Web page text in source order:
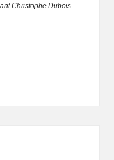
Christophe Dubois -